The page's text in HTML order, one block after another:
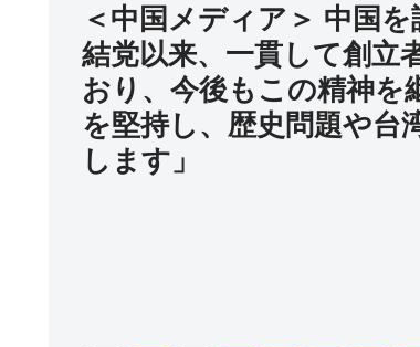
＜中国メディア＞ 中国
結党以来、一貫して創立
おり、今後もこの精神を
を堅持し、歴史問題や台
します」